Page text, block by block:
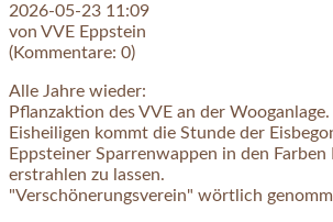
2026-05-23 11:09
von VVE Eppstein
(Kommentare: 0)
Alle Jahre wieder:
Pflanzaktion des VVE an der
Eisheiligen kommt die Stunde der
Eppsteiner Sparrenwappen in den Farben
erstrahlen zu lassen.
"Verschönerungsverein" wörtlich